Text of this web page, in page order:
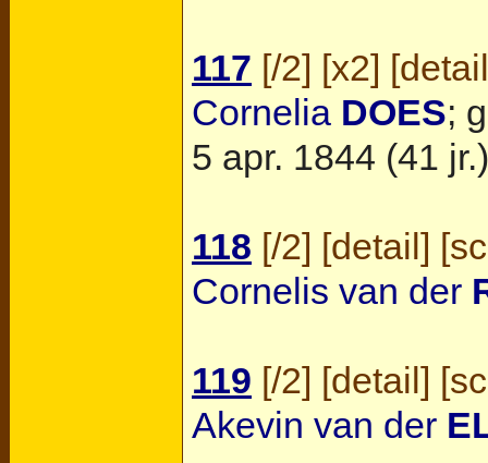
117 [/2] [x2] [detail
Cornelia DOES;
5 apr. 1844 (41
118 [/2] [detail] [
Cornelis van der
119 [/2] [detail] [
Akevin van der